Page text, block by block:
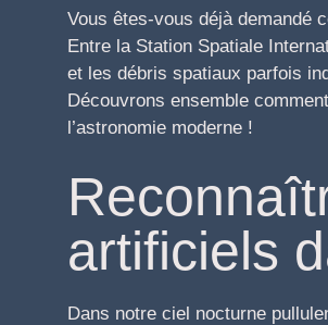
Vous êtes-vous déjà demandé
Entre la Station Spatiale
et les débris spatiaux parfois
Découvrons ensemble
l’astronomie moderne !
artificiels
Dans notre ciel nocturne